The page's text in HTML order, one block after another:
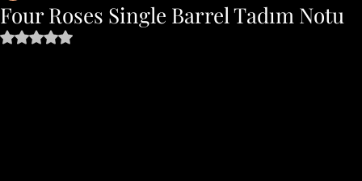
Four Roses Single Barrel Tadım Notu
5 üzerinden NaN yıldız